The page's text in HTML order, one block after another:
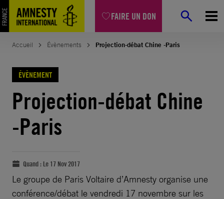
FAIRE UN DON
Accueil Évènements Projection-débat Chine -Paris
ÉVÈNEMENT
Projection-débat Chine
-Paris
Quand : Le 17 Nov 2017
Le groupe de Paris Voltaire d’Amnesty organise une
conférence/débat le vendredi 17 novembre sur les